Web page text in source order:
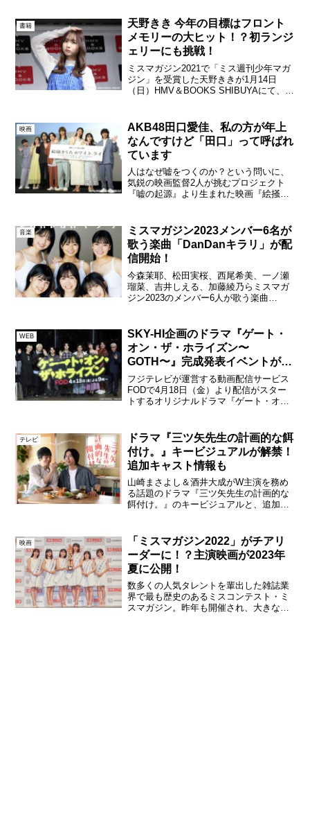
神バーバー』公開記念舞台挨拶仕事も恋
もうまくいか...
書籍
天野きき 今年の目標はフロント
メモリーの大ヒット！？初ランジ
ェリーにも挑戦！
ミスマガジン2021で「ミス週刊少年マガ
ジン」を受賞した天野ききが1月14日
（日）HMV＆BOOKS SHIBUYAにて、フ
した。天野ききファースト写真集『フロ
ントメモ...
映画
AKB48田口愛佳、私の方が年上
なんですけど「田口」って呼ばれ
ています
人はなぜ嘘をつくのか？という問いに、
気鋭の映画監督2人が挑むプロジェクト
『嘘の起源』より生まれた映画『絵掻き
シネマズ六本木で開催され、『絵掻きう
た』より後藤大、...
音楽
ミスマガジン2023メンバー6名が
歌う楽曲「DanDanキラリ」が配
信開始！
今森茉耶、松田実桜、西尾希美、一ノ瀬
瑠菜、吉井しえる、加藤綾乃らミスマガ
ジン2023のメンバー6人が歌う楽曲
ガジン2023でグランプリを獲得し、現在
バラエティ番組...
WEB
SKY-HI企画のドラマ『ゲート・
オン・ザ・ホライズン〜
GOTH〜』完成発表イベントが開
催！
フジテレビが運営する動画配信サービス
FODで4月18日（金）より配信がスター
トするオリジナルドラマ『ゲート・オ
され、初主演を務め主題歌も担当する、
BMSG所属のR...
テレビ
ドラマ『三ツ矢先生の計画的な餌
付け。』キービジュアルが解禁！
追加キャスト情報も
山崎まさよし＆酒井大成がW主演を務め
る話題のドラマ『三ツ矢先生の計画的な
餌付け。』のキービジュアルと、追加キ
ビジュアル先日、本作の情報解禁後に
「私得すぎる！絶対見る！」「...
映画
「ミスマガジン2022」がチアリ
ーダーに！？主演映画が2023年
夏に公開！
数多くの人気タレントを輩出した雑誌業
界で最も歴史のあるミスコンテスト・ミ
スマガジン。昨年も開催され、大きな話